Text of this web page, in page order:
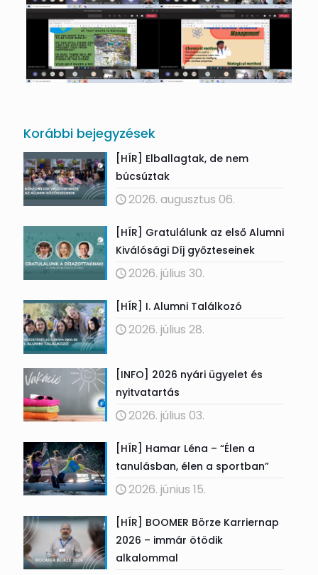
Korábbi bejegyzések
[HÍR] Elballagtak, de nem
búcsúztak
2026. augusztus 06.
[HÍR] Gratulálunk az első Alumni
Kiválósági Díj győzteseinek
2026. július 30.
[HÍR] I. Alumni Találkozó
2026. július 28.
[INFO] 2026 nyári ügyelet és
nyitvatartás
2026. július 03.
[HÍR] Hamar Léna – “Élen a
tanulásban, élen a sportban”
2026. június 15.
[HÍR] BOOMER Börze Karriernap
2026 – immár ötödik
alkalommal